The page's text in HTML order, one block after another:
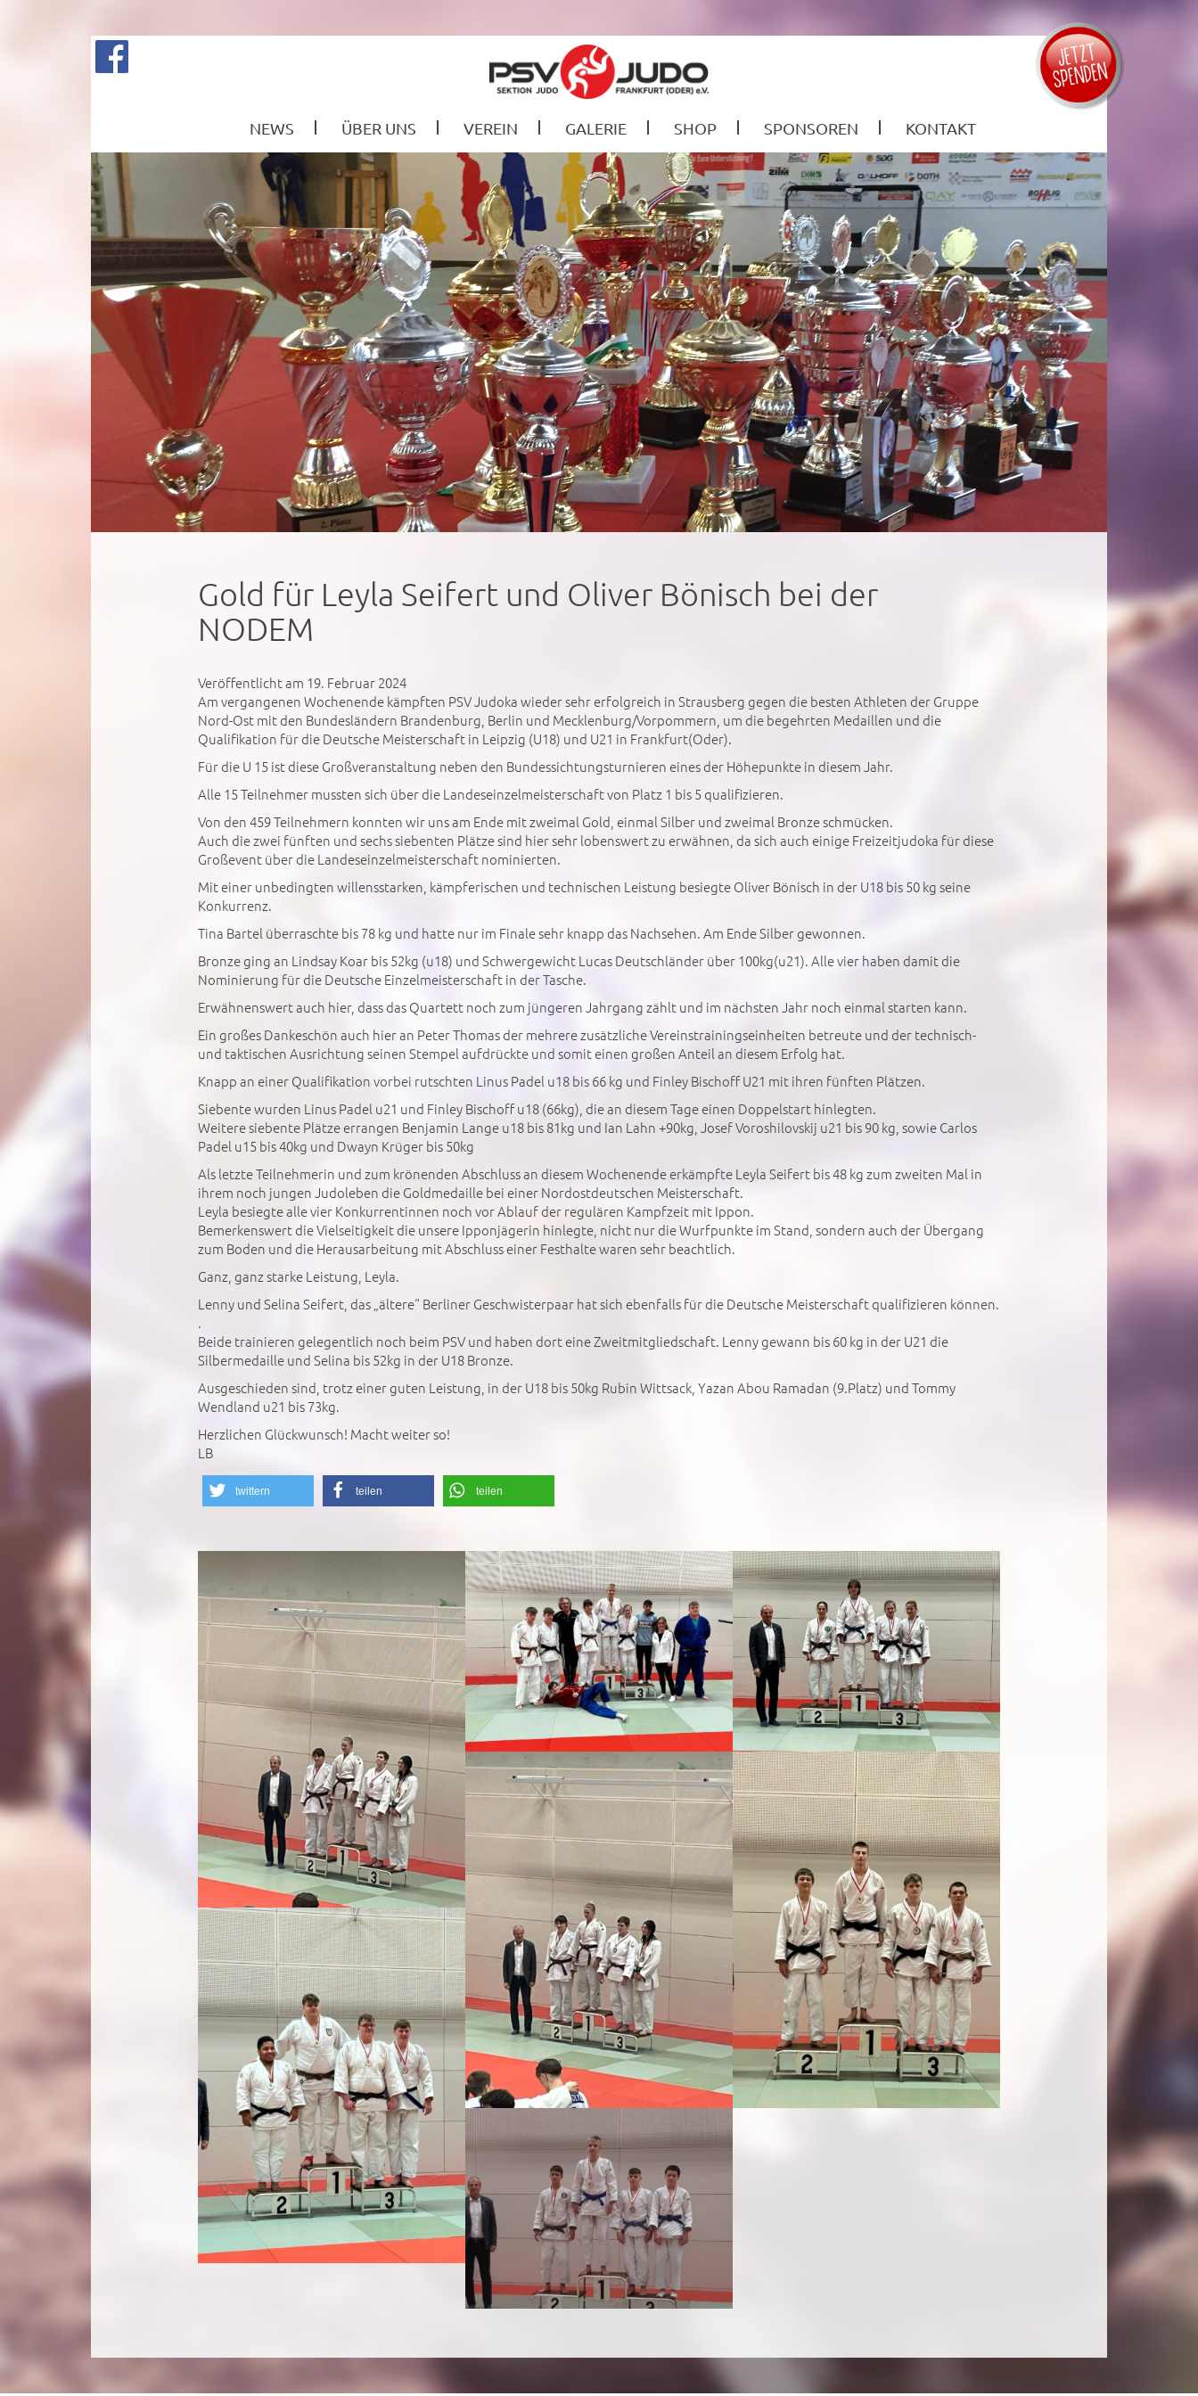
NEWS ÜBER UNS VEREIN GALERIE SHOP SPONSOREN KONTAKT
Gold für Leyla Seifert und Oliver Bönisch bei der
NODEM
Veröffentlicht am 19. Februar 2024
Am vergangenen Wochenende kämpften PSV Judoka wieder sehr erfolgreich in Strausberg gegen die besten Athleten der Gruppe
Nord-Ost mit den Bundesländern Brandenburg, Berlin und Mecklenburg/Vorpommern, um die begehrten Medaillen und die
Qualifikation für die Deutsche Meisterschaft in Leipzig (U18) und U21 in Frankfurt(Oder).
Für die U 15 ist diese Großveranstaltung neben den Bundessichtungsturnieren eines der Höhepunkte in diesem Jahr.
Alle 15 Teilnehmer mussten sich über die Landeseinzelmeisterschaft von Platz 1 bis 5 qualifizieren.
Von den 459 Teilnehmern konnten wir uns am Ende mit zweimal Gold, einmal Silber und zweimal Bronze schmücken.
Auch die zwei fünften und sechs siebenten Plätze sind hier sehr lobenswert zu erwähnen, da sich auch einige Freizeitjudoka für diese
Großevent über die Landeseinzelmeisterschaft nominierten.
Mit einer unbedingten willensstarken, kämpferischen und technischen Leistung besiegte Oliver Bönisch in der U18 bis 50 kg seine
Konkurrenz.
Tina Bartel überraschte bis 78 kg und hatte nur im Finale sehr knapp das Nachsehen. Am Ende Silber gewonnen.
Bronze ging an Lindsay Koar bis 52kg (u18) und Schwergewicht Lucas Deutschländer über 100kg(u21). Alle vier haben damit die
Nominierung für die Deutsche Einzelmeisterschaft in der Tasche.
Erwähnenswert auch hier, dass das Quartett noch zum jüngeren Jahrgang zählt und im nächsten Jahr noch einmal starten kann.
Ein großes Dankeschön auch hier an Peter Thomas der mehrere zusätzliche Vereinstrainingseinheiten betreute und der technisch-
und taktischen Ausrichtung seinen Stempel aufdrückte und somit einen großen Anteil an diesem Erfolg hat.
Knapp an einer Qualifikation vorbei rutschten Linus Padel u18 bis 66 kg und Finley Bischoff U21 mit ihren fünften Plätzen.
Siebente wurden Linus Padel u21 und Finley Bischoff u18 (66kg), die an diesem Tage einen Doppelstart hinlegten.
Weitere siebente Plätze errangen Benjamin Lange u18 bis 81kg und Ian Lahn +90kg, Josef Voroshilovskij u21 bis 90 kg, sowie Carlos
Padel u15 bis 40kg und Dwayn Krüger bis 50kg
Als letzte Teilnehmerin und zum krönenden Abschluss an diesem Wochenende erkämpfte Leyla Seifert bis 48 kg zum zweiten Mal in
ihrem noch jungen Judoleben die Goldmedaille bei einer Nordostdeutschen Meisterschaft.
Leyla besiegte alle vier Konkurrentinnen noch vor Ablauf der regulären Kampfzeit mit Ippon.
Bemerkenswert die Vielseitigkeit die unsere Ipponjägerin hinlegte, nicht nur die Wurfpunkte im Stand, sondern auch der Übergang
zum Boden und die Herausarbeitung mit Abschluss einer Festhalte waren sehr beachtlich.
Ganz, ganz starke Leistung, Leyla.
Lenny und Selina Seifert, das „ältere“ Berliner Geschwisterpaar hat sich ebenfalls für die Deutsche Meisterschaft qualifizieren können.
.
Beide trainieren gelegentlich noch beim PSV und haben dort eine Zweitmitgliedschaft. Lenny gewann bis 60 kg in der U21 die
Silbermedaille und Selina bis 52kg in der U18 Bronze.
Ausgeschieden sind, trotz einer guten Leistung, in der U18 bis 50kg Rubin Wittsack, Yazan Abou Ramadan (9.Platz) und Tommy
Wendland u21 bis 73kg.
Herzlichen Glückwunsch! Macht weiter so!
LB
twittern teilen teilen